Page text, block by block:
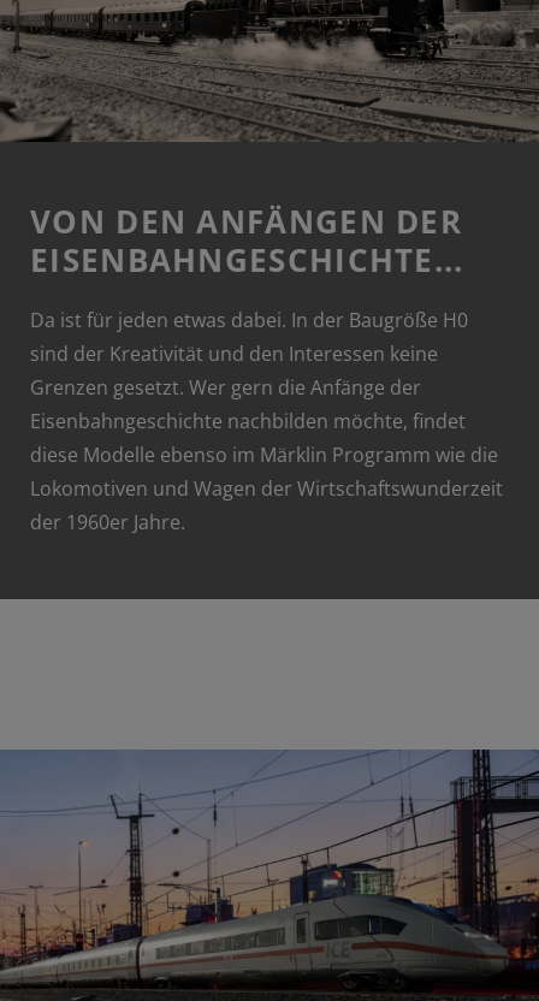
VON DEN ANFÄNGEN DER
EISENBAHNGESCHICHTE...
Da ist für jeden etwas dabei. In der Baugröße H0
sind der Kreativität und den Interessen keine
Grenzen gesetzt. Wer gern die Anfänge der
Eisenbahngeschichte nachbilden möchte, findet
diese Modelle ebenso im Märklin Programm wie die
Lokomotiven und Wagen der Wirtschaftswunderzeit
der 1960er Jahre.